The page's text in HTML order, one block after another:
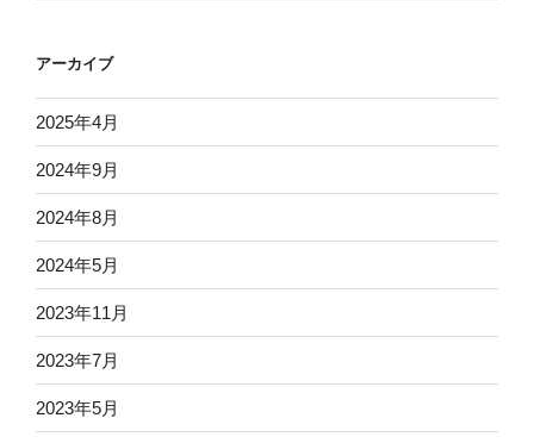
アーカイブ
2025年4月
2024年9月
2024年8月
2024年5月
2023年11月
2023年7月
2023年5月